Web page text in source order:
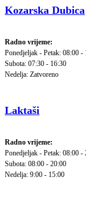
Kozarska Dubica
Radno vrijeme:
Ponedjeljak - Petak: 08:00 -
Subota: 07:30 - 16:30
Nedelja: Zatvoreno
Laktaši
Radno vrijeme:
Ponedjeljak - Petak: 08:00 -
Subota: 08:00 - 20:00
Nedelja: 9:00 - 15:00